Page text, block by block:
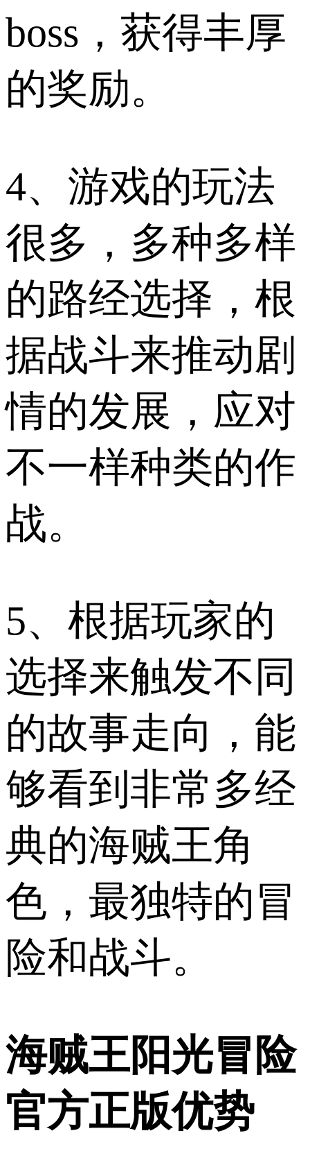
boss，获得丰厚
的奖励。
4、游戏的玩法
很多，多种多样
的路经选择，根
据战斗来推动剧
情的发展，应对
不一样种类的作
战。
5、根据玩家的
选择来触发不同
的故事走向，能
够看到非常多经
典的海贼王角
色，最独特的冒
险和战斗。
海贼王阳光冒险
官方正版优势